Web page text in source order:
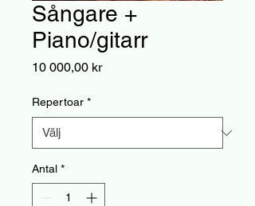
Sångare +
Piano/gitarr
10 000,00 krPris
Repertoar *
Antal *